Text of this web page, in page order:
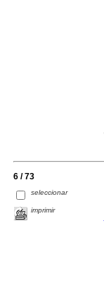
6 / 73
seleccionar
imprimir